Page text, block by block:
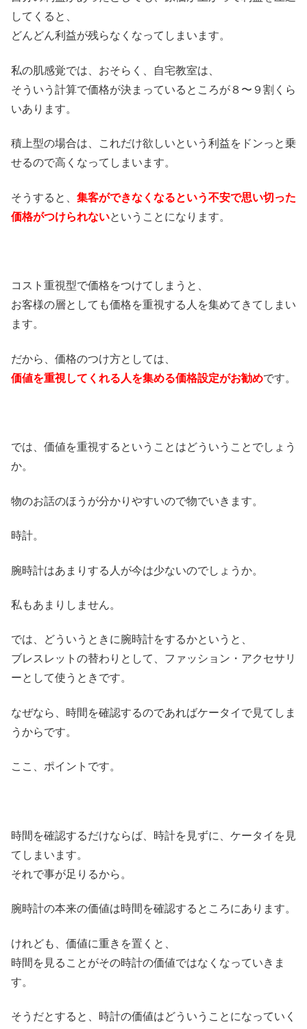
してくると、
どんどん利益が残らなくなってしまいます。
私の肌感覚では、おそらく、自宅教室は、
そういう計算で価格が決まっているところが８〜９割くら
いあります。
積上型の場合は、これだけ欲しいという利益をドンっと乗
せるので高くなってしまいます。
そうすると、 集客ができなくなるという不安で思い切った
価格がつけられないということになります。
コスト重視型で価格をつけてしまうと、
お客様の層としても価格を重視する人を集めてきてしまい
ます。
だから、価格のつけ方としては、
価値を重視してくれる人を集める価格設定がお勧めです。
では、価値を重視するということはどういうことでしょう
か。
物のお話のほうが分かりやすいので物でいきます。
時計。
腕時計はあまりする人が今は少ないのでしょうか。
私もあまりしません。
では、どういうときに腕時計をするかというと、
ブレスレットの替わりとして、ファッション・アクセサリ
ーとして使うときです。
なぜなら、時間を確認するのであればケータイで見てしま
うからです。
ここ、ポイントです。
時間を確認するだけならば、時計を見ずに、ケータイを見
てしまいます。
それで事が足りるから。
腕時計の本来の価値は時間を確認するところにあります。
けれども、価値に重きを置くと、
時間を見ることがその時計の価値ではなくなっていきま
す。
そうだとすると、時計の価値はどういうことになっていく